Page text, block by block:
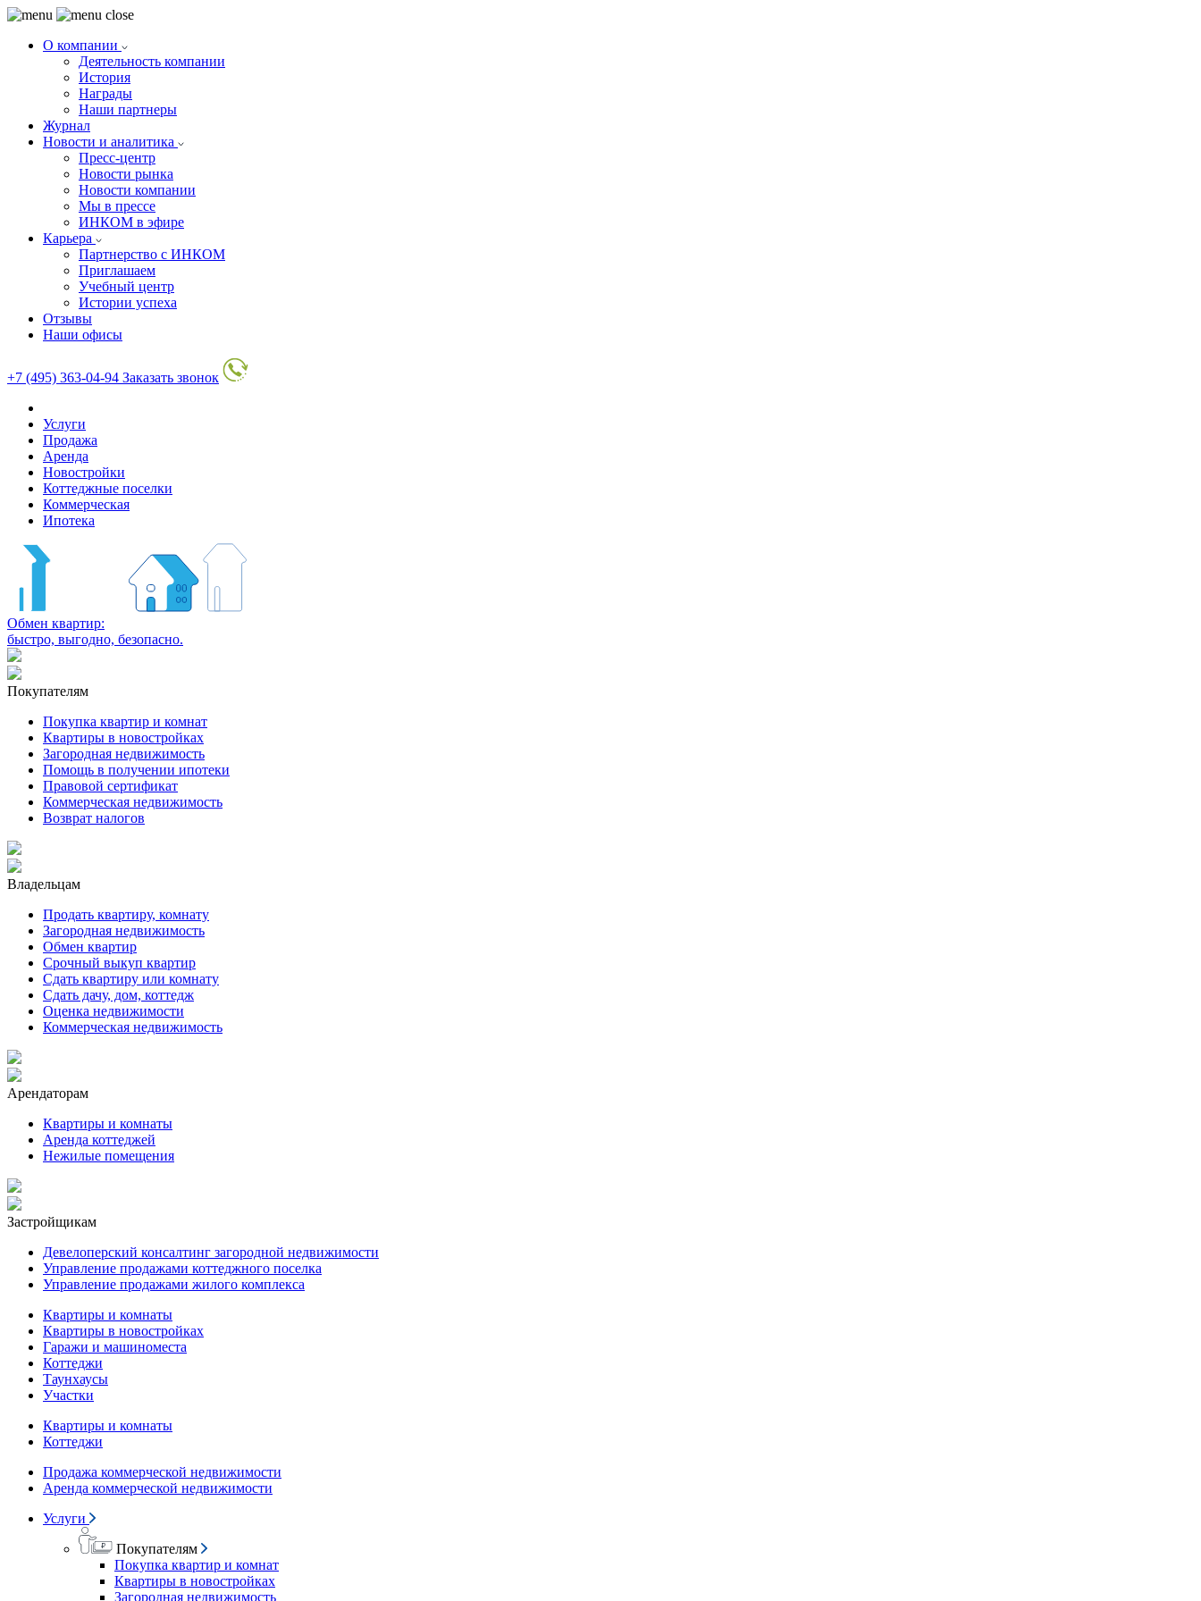
О компании
Деятельность компании
История
Награды
Наши партнеры
Журнал
Новости и аналитика
Пресс-центр
Новости рынка
Новости компании
Мы в прессе
ИНКОМ в эфире
Карьера
Партнерство с ИНКОМ
Приглашаем
Учебный центр
Истории успеха
Отзывы
Наши офисы
+7 (495) 363-04-94 Заказать звонок
Услуги
Продажа
Аренда
Новостройки
Коттеджные поселки
Коммерческая
Ипотека
Обмен квартир:
быстро, выгодно, безопасно.
Покупателям
Покупка квартир и комнат
Квартиры в новостройках
Загородная недвижимость
Помощь в получении ипотеки
Правовой сертификат
Коммерческая недвижимость
Возврат налогов
Владельцам
Продать квартиру, комнату
Загородная недвижимость
Обмен квартир
Срочный выкуп квартир
Сдать квартиру или комнату
Сдать дачу, дом, коттедж
Оценка недвижимости
Коммерческая недвижимость
Арендаторам
Квартиры и комнаты
Аренда коттеджей
Нежилые помещения
Застройщикам
Девелоперский консалтинг загородной недвижимости
Управление продажами коттеджного поселка
Управление продажами жилого комплекса
Квартиры и комнаты
Квартиры в новостройках
Гаражи и машиноместа
Коттеджи
Таунхаусы
Участки
Квартиры и комнаты
Коттеджи
Продажа коммерческой недвижимости
Аренда коммерческой недвижимости
Услуги
Покупателям
Покупка квартир и комнат
Квартиры в новостройках
Загородная недвижимость